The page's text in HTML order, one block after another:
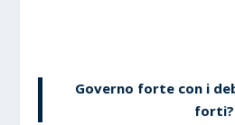
Governo forte con i
forti?